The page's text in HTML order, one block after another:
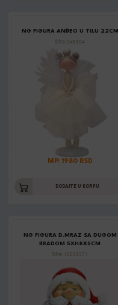
NG FIGURA ANĐEO U TILU 22CM
Šifra: 045304
MP: 1980 RSD
DODAJTE U KORPU
NG FIGURA D.MRAZ SA DUGOM
BRADOM 5XH8X5CM
Šifra: 10033571